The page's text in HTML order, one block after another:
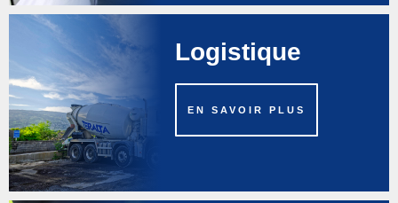
Logistique
EN SAVOIR PLUS